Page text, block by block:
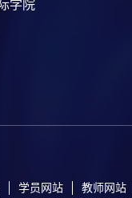
学院
学员网站 教师网站